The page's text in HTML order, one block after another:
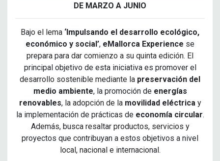
DE MARZO A JUNIO
Bajo el lema ‘Impulsando el desarrollo ecológico,
económico y social’, eMallorca Experience se
prepara para dar comienzo a su quinta edición. El
principal objetivo de esta iniciativa es promover el
desarrollo sostenible mediante la preservación del
medio ambiente, la promoción de energías
renovables, la adopción de la movilidad eléctricay
la implementación de prácticas de economía circular.
Además, busca resaltar productos, servicios y
proyectos que contribuyan a estos objetivos a nivel
local, nacional e internacional.